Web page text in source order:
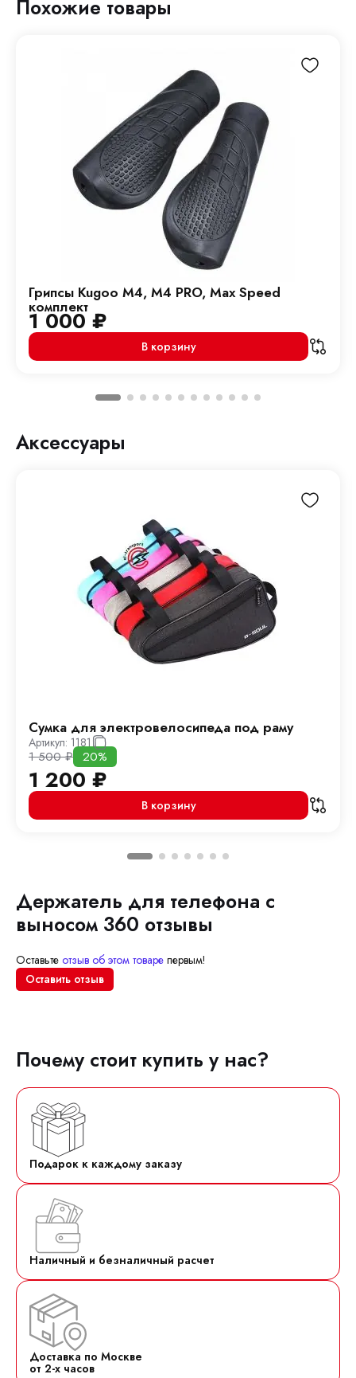
Похожие товары
Грипсы Kugoo M4, M4 PRO, Max Speed
комплект
1 000₽
В корзину
Аксессуары
Сумка для электровелосипеда под раму
Артикул: 1181
1 500₽ 20%
1 200 ₽
В корзину
Держатель для телефона с
выносом 360 отзывы
Оставьте отзыв об этом товаре первым!
Оставить отзыв
Почему стоит купить у нас?
Подарок к каждому заказу
Наличный и безналичный расчет
Доставка по Москве
от 2-х часов